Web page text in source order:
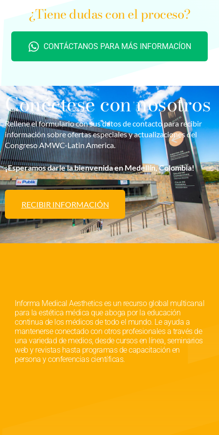
¿Tiene dudas con el proceso?
CONTÁCTANOS PARA MÁS INFORMACÍON
Conéctese con nosotros
Rellene el formulario con sus datos de contacto para recibir
información sobre ofertas especiales y actualizaciones del
Congreso AMWC-Latin America.
¡Esperamos darle la bienvenidaen Medellín, Colombia!
RECIBIR INFORMACIÓN
Informa Medical Aesthetics es un recurso global multicanal
para la estética médica que aboga por la educación
continua de los médicos de todo el mundo. Le ayuda a
mantenerse conectado con otros profesionales a través de
una variedad de medios, desde cursos en línea, seminarios
web y revistas hasta programas de capacitación en
persona y conferencias científicas.